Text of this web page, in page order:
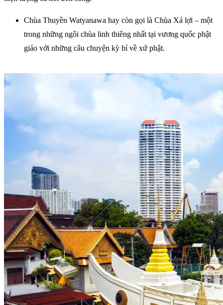
Chùa Thuyền Watyanawa hay còn gọi là Chùa Xá lợi – một
trong những ngôi chùa linh thiêng nhất tại vương quốc phật
giáo với những câu chuyện kỳ bí về xứ phật.